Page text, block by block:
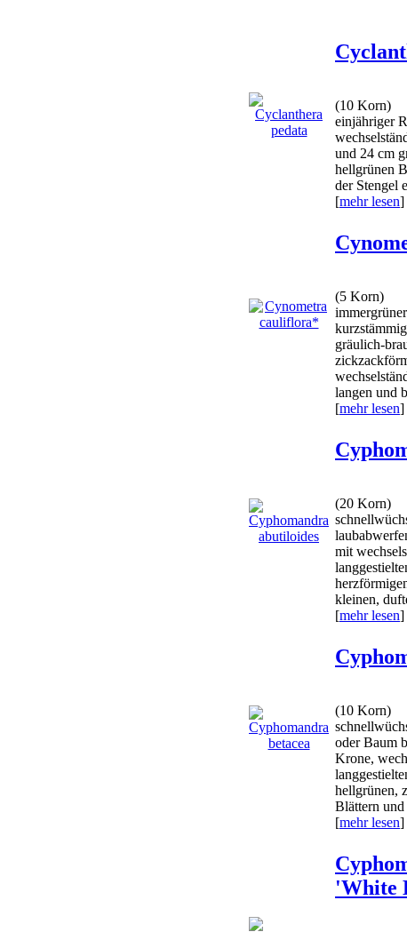
(10 Korn)
einjähriger
und 24 cm
hellgrünen
der Stengel
[mehr lesen]
(5 Korn)
gräulich-
langen und
[mehr lesen]
(20 Korn)
mit
kleinen,
[mehr lesen]
(10 Korn)
oder Baum
Krone,
hellgrünen,
Blättern
[mehr lesen]
'White